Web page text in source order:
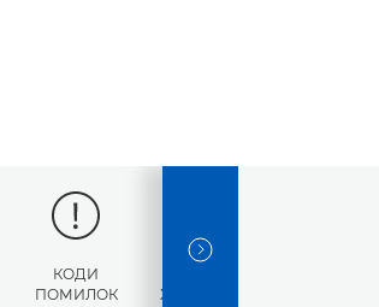
КОДИ
ПОМИЛОК
ХАРАКТЕРИСТИКИ
NEXT SLIDE